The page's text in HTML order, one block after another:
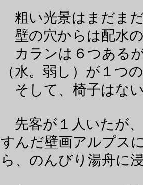
粗い光景はまだま
壁の穴からは配水
カランは６つある
（水。弱し）が１つ
そして、椅子はな
先客が１人いたが
すんだ壁画アルプス
ら、のんびり湯舟に